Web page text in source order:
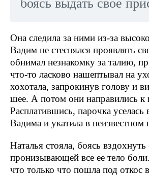
боясь выдать свое
Она следила за ними из-за
Вадим не стеснялся проявлять
обнимал незнакомку за талию,
что-то ласково нашептывал на
хохотала, запрокинув голову и
шее. А потом они направились к
Расплатившись, парочка
Вадима и укатила в неизвестном
Наталья стояла, боясь вздохнуть
пронизывающей все ее тело
что только что пошла под откос